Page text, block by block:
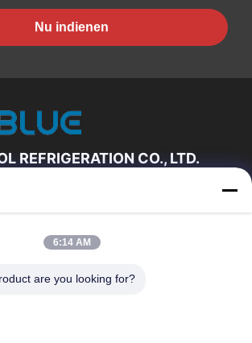
Nu indienen
REFRIGERATION CO., LTD.
Ongeveer Ons
Kwaliteitscontrole
6:14 AM
are you looking for?